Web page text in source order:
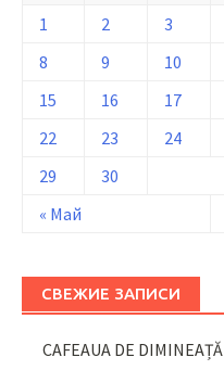
« Май
1 2 3
8
9 10
15
16 17
22
23 24
29
30
СВЕЖИЕ ЗАПИСИ
CAFEAUA DE DIMINEAȚĂ